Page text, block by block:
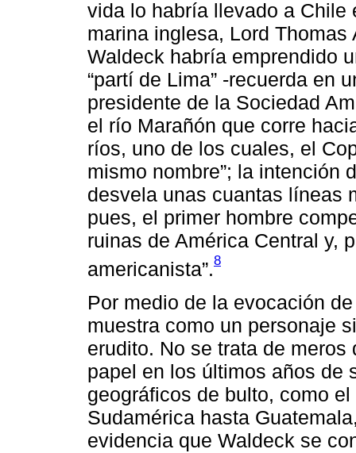
vida lo habría llevado a
marina inglesa, Lord
Waldeck habría emprendido
“partí de Lima” -recuerda en
presidente de la Sociedad
el río ­Marañón que corre
ríos, uno de los cuales, el
mismo nombre”; la intención
desvela unas cuantas líneas
pues, el primer hombre
ruinas de América Central y,
americanista”.8
Por medio de la evocación
muestra como un personaje
erudito. No se trata de
papel en los últimos años de
geográficos de bulto, como
Sudamérica hasta
evidencia que Waldeck se